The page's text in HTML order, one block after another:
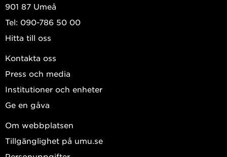
901 87 Umeå
Tel: 090-786 50 00
Hitta till oss
Kontakta oss
Press och media
Institutioner och enheter
Ge en gåva
Om webbplatsen
Tillgänglighet på umu.se